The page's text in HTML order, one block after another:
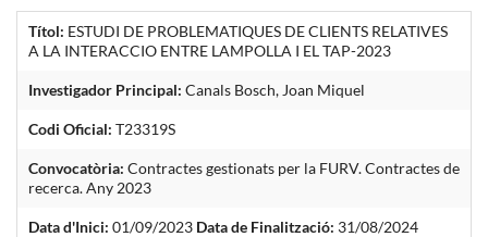
Títol: ESTUDI DE PROBLEMATIQUES DE CLIENTS RELATIVES
A LA INTERACCIO ENTRE LAMPOLLA I EL TAP-2023
Investigador Principal: Canals Bosch, Joan Miquel
Codi Oficial: T23319S
Convocatòria: Contractes gestionats per la FURV. Contractes de
recerca. Any 2023
Data d'Inici: 01/09/2023 Data de Finalització: 31/08/2024